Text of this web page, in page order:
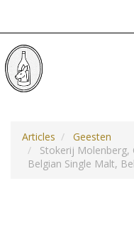
Articles
Geesten
Stokerij Molenberg,
Belgian Single Malt,